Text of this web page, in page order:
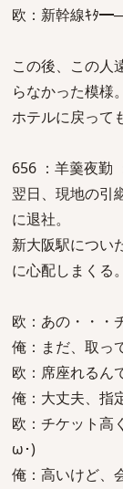
欧：新幹線ｷ
この後、この人
らなかった模様。
ホテルに戻って
656 ：羊羹夜勤
翌日、現地の引
に退社。
新大阪駅につい
に心配しまくる。
欧：あの・・・
俺：まだ、取っ
欧：席座れるん
俺：大丈夫、指
欧：チケット高
ω･)
俺：高いけど、